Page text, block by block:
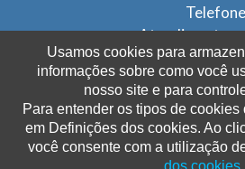
Atendimento
Este site foi desenvolvido por
Municipal de Comunicação e
© 2026. Prefeitura Municipal de
Direitos
Usamos cookies para
informações sobre como você
nosso site e para
Para entender os tipos de
em Definições dos cookies. Ao
você consente com a utilização
dos cookies